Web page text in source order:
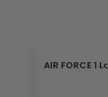
AIR FORCE 1